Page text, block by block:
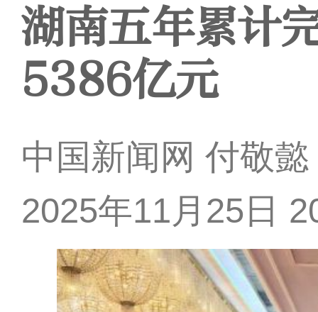
湖南五年累计
5386亿元
中国新闻网 付敬懿
2025年11月25日